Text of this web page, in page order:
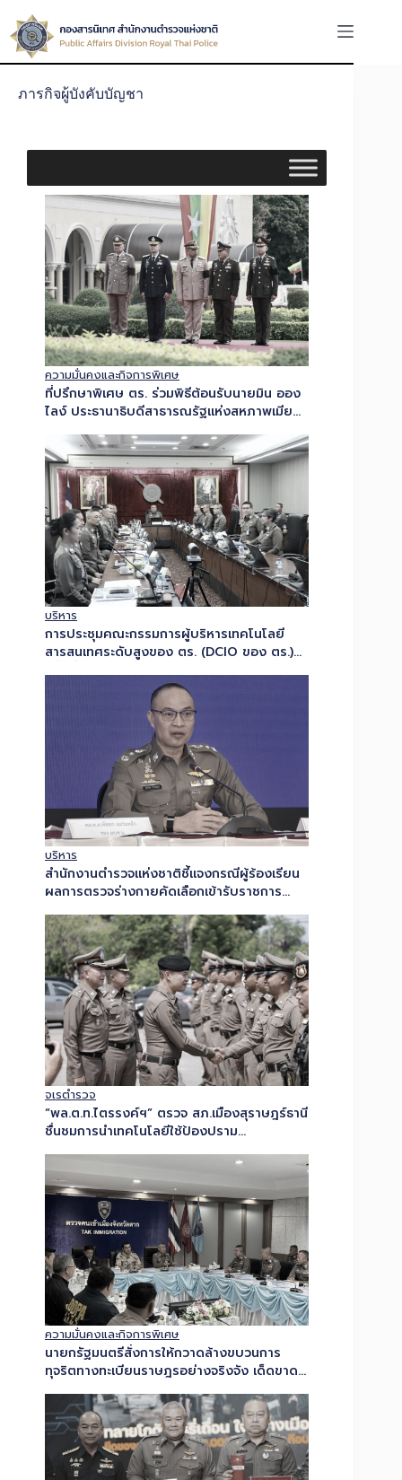
ภารกิจผู้บังคับบัญชา
ความมั่นคงและกิจการพิเศษ
ที่ปรึกษาพิเศษ ตร. ร่วมพิธีต้อนรับนายมิน ออง
ไลง์ ประธานาธิบดีสาธารณรัฐแห่งสหภาพเมีย
นมา ในโอกาส เยือนประเทศไทยอย่างเป็น
ทางการในฐานะแขกของรัฐบาล…
บริหาร
การประชุมคณะกรรมการผู้บริหารเทคโนโลยี
สารสนเทศระดับสูงของ ตร. (DCIO ของ ตร.)
บริหาร
สำนักงานตำรวจแห่งชาติชี้แจงกรณีผู้ร้องเรียน
ผลการตรวจร่างกายคัดเลือกเข้ารับราชการ
การตรวจ ณ วันที่กำหนด และดำเนินการตาม
ระเบียบ ก.ตร. เพื่อความเป็นธรรมแก่ผู้เข้าสอบ
ทุกคน…
จเรตำรวจ
“พล.ต.ท.ไตรรงค์ฯ” ตรวจ สภ.เมืองสุราษฎร์ธานี
ชื่นชมการนำเทคโนโลยีใช้ป้องปราม
ความมั่นคงและกิจการพิเศษ
นายกรัฐมนตรีสั่งการให้กวาดล้างขบวนการ
ทุจริตทางทะเบียนราษฎรอย่างจริงจัง เด็ดขาด
และเป็นระบบ – ผบ.ตร. มอบหมายให้ พล.ต.อ.สำ
ราญฯ ปฏิบัติการ “ทลายบัตร 10…